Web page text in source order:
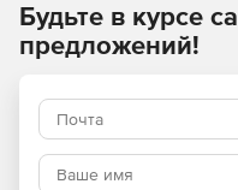
редактировать, удаляя
новый образ, что
данных. Права доступа
Создание копии базы
собой процесс из двух
данных, а после клон,
Будьте в курсе
предложений!